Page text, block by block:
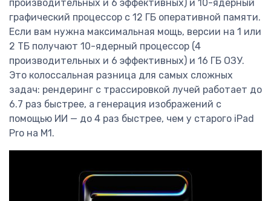
производительных и 6 эффективных) и 10-ядерный
графический процессор с 12 ГБ оперативной памяти.
Если вам нужна максимальная мощь, версии на 1 или
2 ТБ получают 10-ядерный процессор (4
производительных и 6 эффективных) и 16 ГБ ОЗУ.
Это колоссальная разница для самых сложных
задач: рендеринг с трассировкой лучей работает до
6.7 раз быстрее, а генерация изображений с
помощью ИИ — до 4 раз быстрее, чем у старого iPad
Pro на M1.